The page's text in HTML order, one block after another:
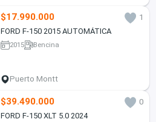
$17.990.000
1
FORD F-150 2015 AUTOMÁTICA
2015 Bencina
Puerto Montt
$39.490.000
0
FORD F-150 XLT 5.0 2024